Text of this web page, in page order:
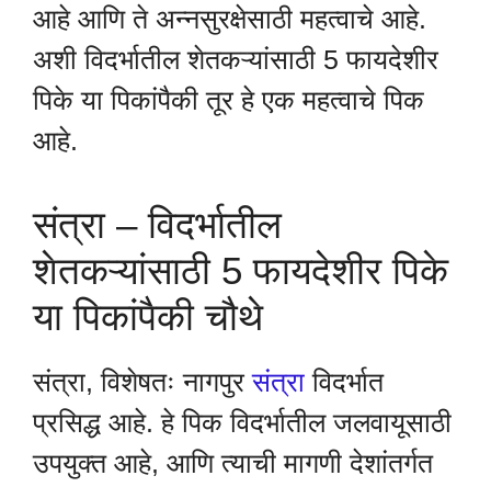
आहे आणि ते अन्नसुरक्षेसाठी महत्वाचे आहे.
अशी विदर्भातील शेतकऱ्यांसाठी 5 फायदेशीर
पिके या पिकांपैकी तूर हे एक महत्वाचे पिक
आहे.
संत्रा – विदर्भातील
शेतकऱ्यांसाठी 5 फायदेशीर पिके
या पिकांपैकी चौथे
संत्रा, विशेषतः नागपुरसंत्रा विदर्भात
प्रसिद्ध आहे. हे पिक विदर्भातील जलवायूसाठी
उपयुक्त आहे, आणि त्याची मागणी देशांतर्गत